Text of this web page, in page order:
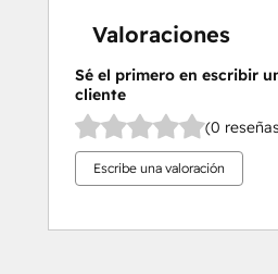
Valoraciones
Sé el primero en escribir
cliente
(0
Escribe una valoración